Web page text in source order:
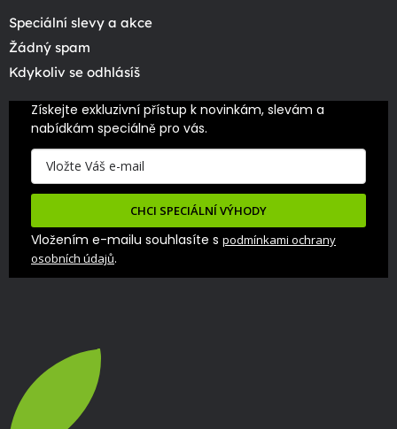
Speciální slevy a akce
Žádný spam
Kdykoliv se odhlásíš
Získejte exkluzivní přístup k novinkám, slevám a
nabídkám speciálně pro vás.
CHCI SPECIÁLNÍ VÝHODY
Vložením e-mailu souhlasíte s podmínkami ochrany
osobních údajů.